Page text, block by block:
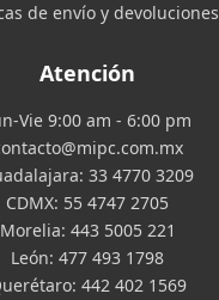
de envío y devoluciones
Atención
Vie 9:00 am - 6:00 pm
33 4770 3209
CDMX: 55 4747 2705
Morelia: 443 5005 221
León: 477 493 1798
442 402 1569